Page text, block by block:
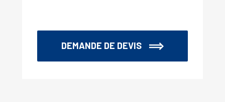
DEMANDE DE DEVIS